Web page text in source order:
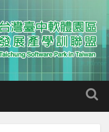
軟體園區發展
聯盟
of Taichung Software Park